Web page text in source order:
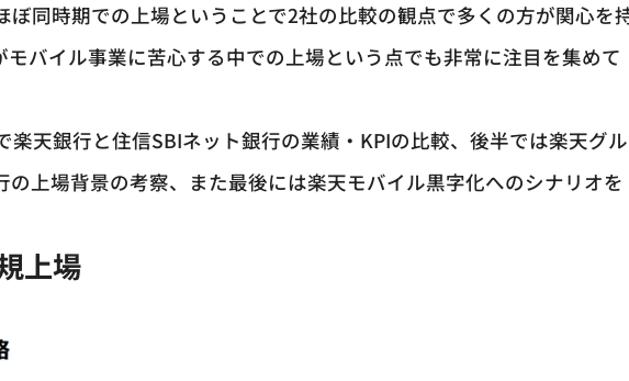
ぼ同時期での上場ということで2社の比較の観点で多くの方が関心を
モバイル事業に苦心する中での上場という点でも非常に注目を集めて
楽天銀行と住信SBIネット銀行の業績・KPIの比較、後半では楽天グル
の上場背景の考察、また最後には楽天モバイル黒字化へのシナリオを
上場